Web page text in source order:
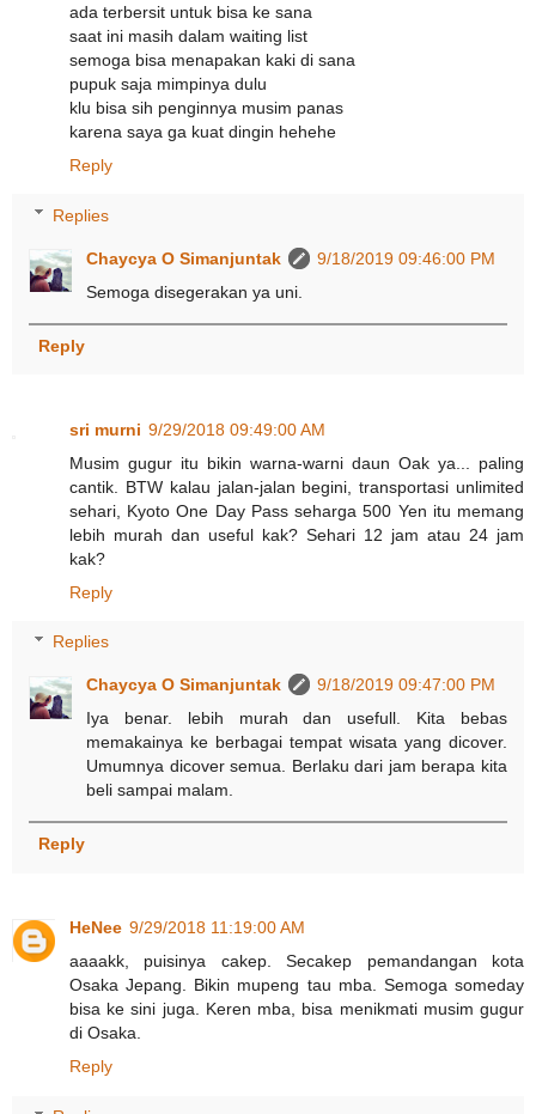
ada terbersit untuk bisa ke sana
saat ini masih dalam waiting list
semoga bisa menapakan kaki di sana
pupuk saja mimpinya dulu
klu bisa sih penginnya musim panas
karena saya ga kuat dingin hehehe
Reply
Replies
Chaycya O Simanjuntak
9/18/2019 09:46:00 PM
Semoga disegerakan ya uni.
Reply
sri murni 9/29/2018 09:49:00 AM
Musim gugur itu bikin warna-warni daun Oak ya... paling
cantik. BTW kalau jalan-jalan begini, transportasi unlimited
sehari, Kyoto One Day Pass seharga 500 Yen itu memang
lebih murah dan useful kak? Sehari 12 jam atau 24 jam
kak?
Reply
Replies
Chaycya O Simanjuntak
9/18/2019 09:47:00 PM
Iya benar. lebih murah dan usefull. Kita bebas
memakainya ke berbagai tempat wisata yang dicover.
Umumnya dicover semua. Berlaku dari jam berapa kita
beli sampai malam.
Reply
HeNee 9/29/2018 11:19:00 AM
aaaakk, puisinya cakep. Secakep pemandangan kota
Osaka Jepang. Bikin mupeng tau mba. Semoga someday
bisa ke sini juga. Keren mba, bisa menikmati musim gugur
di Osaka.
Reply